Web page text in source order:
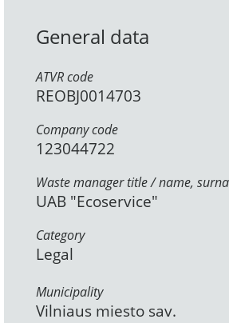
General data
ATVR code
REOBJ0014703
Company code
123044722
Waste manager title / name,
UAB "Ecoservice"
Category
Legal
Municipality
Vilniaus miesto sav.